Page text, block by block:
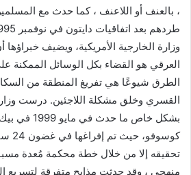
، بالعنف أو اللاعنف ، كما حدث مع
وزارة الخارجية الأمريكية، ويضيف خبراؤها
العرقي هو القضاء بكل الوسائل الممكنة
الطرق شيوعًا هي تفريغ المنطقة من
القسري وخلق مشكلة اللاجئين. درست وزارة
بشكل خاص ما
تحقيقه إلا من خلال خطة محكمة مُعدة
منهجي ، وقد حدثت مذابح متفرقة لتسريع